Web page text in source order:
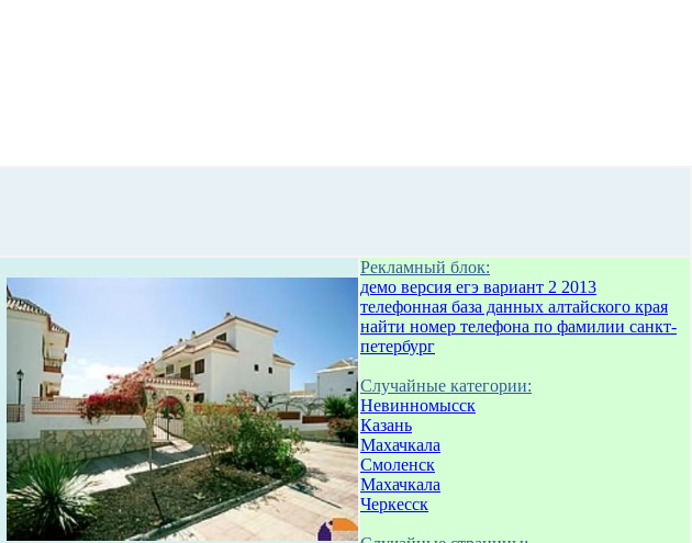
Рекламный блок:
демо версия егэ вариант 2 2013
телефонная база данных алтайского края
найти номер телефона по фамилии санкт-
петербург
Случайные категории:
Невинномысск
Казань
Махачкала
Смоленск
Махачкала
Черкесск